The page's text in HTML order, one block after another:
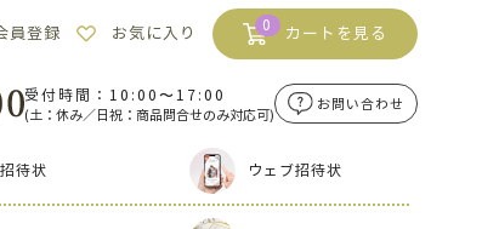
員登録 お気に入り 0 カートを見る
受付時間：10:00〜17:00
(土：休み／日祝：商品問合せのみ対応可)
お問い合わせ
招待状 ウェブ招待状